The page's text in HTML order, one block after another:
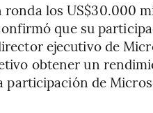
los US$30.000
que su
ejecutivo de
obtener un
de